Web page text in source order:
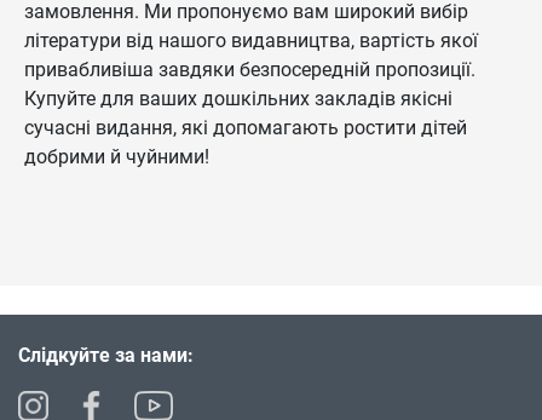
замовлення. Ми пропонуємо вам широкий вибір
літератури від нашого видавництва, вартість якої
привабливіша завдяки безпосередній пропозиції.
Купуйте для ваших дошкільних закладів якісні
сучасні видання, які допомагають ростити дітей
добрими й чуйними!
Слідкуйте за нами: